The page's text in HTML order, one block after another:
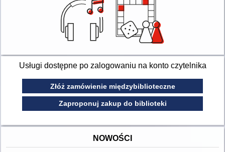
Usługi dostępne po zalogowaniu na konto czytelnika
Złóż zamówienie międzybiblioteczne
Zaproponuj zakup do biblioteki
NOWOŚCI